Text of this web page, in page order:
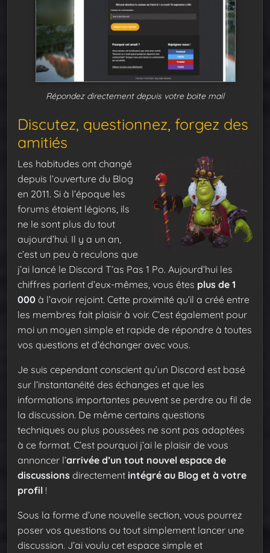
Répondez directement depuis votre boite mail
Discutez, questionnez, forgez des
amitiés
Les habitudes ont changé
depuis l’ouverture du Blog
en 2011. Si à l’époque les
forums étaient légions, ils
ne le sont plus du tout
aujourd’hui. Il y a un an,
c’est un peu à reculons que
j’ai lancé le Discord T’as Pas 1 Po. Aujourd’hui les
chiffres parlent d’eux-mêmes, vous êtes plus de 1
000 à l’avoir rejoint. Cette proximité qu’il a créé entre
les membres fait plaisir à voir. C’est également pour
moi un moyen simple et rapide de répondre à toutes
vos questions et d’échanger avec vous.
Je suis cependant conscient qu’un Discord est basé
sur l’instantanéité des échanges et que les
informations importantes peuvent se perdre au fil de
la discussion. De même certains questions
techniques ou plus poussées ne sont pas adaptées
à ce format. C’est pourquoi j’ai le plaisir de vous
annoncer l’arrivée d’un tout nouvel espace de
discussions directement intégré au Blog et à votre
profil !
Sous la forme d’une nouvelle section, vous pourrez
poser vos questions ou tout simplement lancer une
discussion. J’ai voulu cet espace simple et